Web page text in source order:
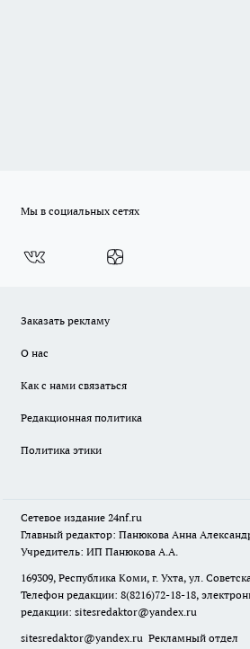
Мы в социальных сетях
Заказать рекламу
О нас
Как с нами связаться
Редакционная политика
Политика этики
Сетевое издание 24nf.ru
Главный редактор: Панюкова Анна
Учредитель: ИП Панюкова А.А.
169309, Республика Коми, г. Ухта, ул.
Телефон редакции: 8(8216)72-18-18,
редакции: sitesredaktor@yandex.ru
sitesredaktor@yandex.ru Рекламный отдел